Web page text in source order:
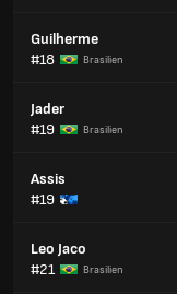
Guilherme
#18
Brasilien
Jader
#19
Brasilien
Assis
#19
Leo Jaco
#21
Brasilien